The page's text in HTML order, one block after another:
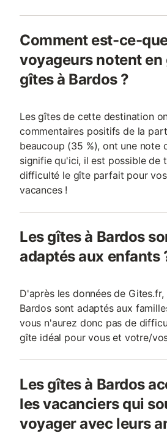
Comment est-ce-
voyageurs notent en
gîtes à Bardos ?
Les gîtes de cette destination
commentaires positifs de la
beaucoup (35 %), ont une note
signifie qu'ici, il est possible de
difficulté le gîte parfait pour
vacances !
Les gîtes à Bardos
adaptés aux enfants
D'après les données de
Bardos sont adaptés aux
vous n'aurez donc pas de
gîte idéal pour vous et votre/
Les gîtes à Bardos
les vacanciers qui
voyager avec leurs